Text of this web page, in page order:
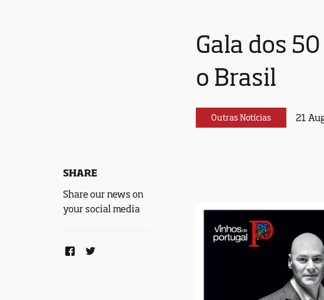
Gala dos
o Brasil
Outras Notícias 21
SHARE
Share our news on
your social media